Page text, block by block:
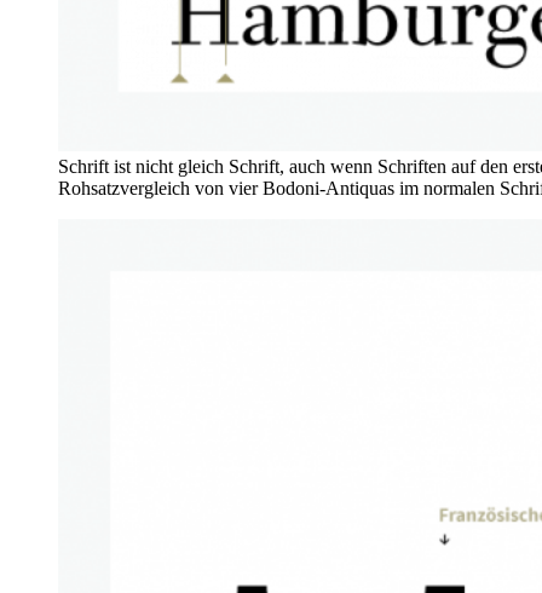
Schrift ist nicht gleich Schrift, auch wenn Schriften auf den
Rohsatzvergleich von vier Bodoni-Antiquas im normalen